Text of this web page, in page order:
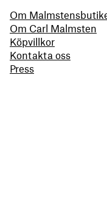
Om
Om Carl Malmsten
Köpvillkor
Kontakta oss
Press